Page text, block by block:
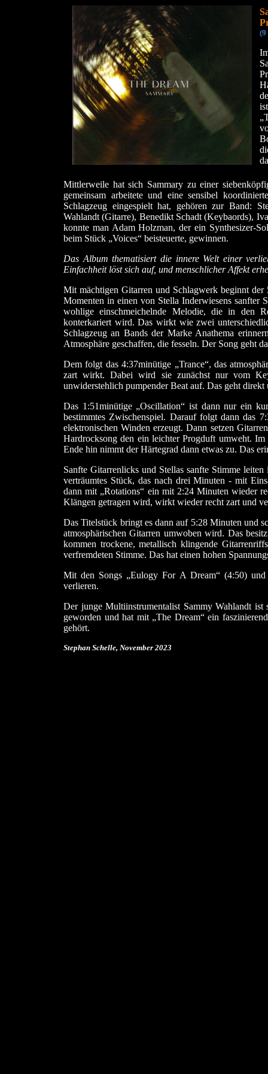
(9
Mittlerweile hat sich Sammary zu einer
gemeinsam arbeitete und eine sensibel
Schlagzeug eingespielt hat, gehören zur Band:
Wahlandt (Gitarre), Benedikt Schadt (Keybaords),
konnte man Adam Holzman, der ein Synthesizer-
beim Stück „Voices“ beisteuerte, gewinnen.
Das Album thematisiert die innere Welt einer
Einfachheit löst sich auf, und menschlicher Affekt
Mit mächtigen Gitarren und Schlagwerk beginnt der
Momenten in einen von Stella Inderwiesens sanfter
wohlige einschmeichelnde Melodie, die in den
konterkariert wird. Das wirkt wie zwei
Schlagzeug an Bands der Marke Anathema
Atmosphäre geschaffen, die fesseln. Der Song geht
Dem folgt das 4:37minütige „Trance“, das
zart wirkt. Dabei wird sie zunächst nur vom
unwiderstehlich pumpender Beat auf. Das geht direkt
Das 1:51minütige „Oscillation“ ist dann nur ein
bestimmtes Zwischenspiel. Darauf folgt dann das
elektronischen Winden erzeugt. Dann setzen
Hardrocksong den ein leichter Progduft umweht.
Ende hin nimmt der Härtegrad dann etwas zu. Das
Sanfte Gitarrenlicks und Stellas sanfte Stimme
verträumtes Stück, das nach drei Minuten - mit
dann mit „Rotations“ ein mit 2:24 Minuten wieder
Klängen getragen wird, wirkt wieder recht zart und
Das Titelstück bringt es dann auf 5:28 Minuten und
atmosphärischen Gitarren umwoben wird. Das
kommen trockene, metallisch klingende
verfremdeten Stimme. Das hat einen hohen
Mit den Songs „Eulogy For A Dream“ (4:50)
verlieren.
Der junge Multiinstrumentalist Sammy Wahlandt
geworden und hat mit „The Dream“ ein
gehört.
Stephan Schelle, November 2023